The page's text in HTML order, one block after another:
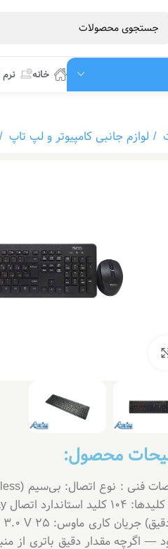
خانه نرم
لوازم جانبی کامپیوتر و لپ تاپ
محصول: